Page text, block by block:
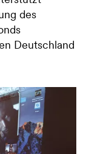
des
Deutschland